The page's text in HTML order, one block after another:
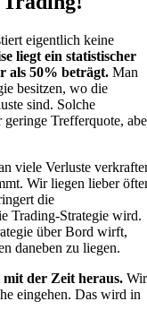
eigentlich keine
liegt ein statistischer
als 50% beträgt. Man
besitzen, wo die
sind. Solche
geringe Trefferquote,
viele Verluste
Wir liegen lieber
die
Trading-Strategie wird.
über Bord wirft,
daneben zu liegen.
der Zeit heraus. Wir
eingehen. Das wird in